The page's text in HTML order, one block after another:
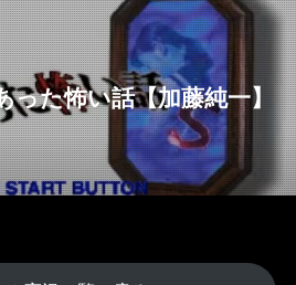
った怖い話【加藤純一】